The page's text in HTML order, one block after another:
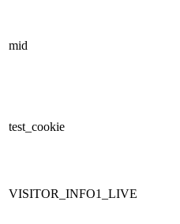
mid
test_cookie
VISITOR_INFO1_LIVE